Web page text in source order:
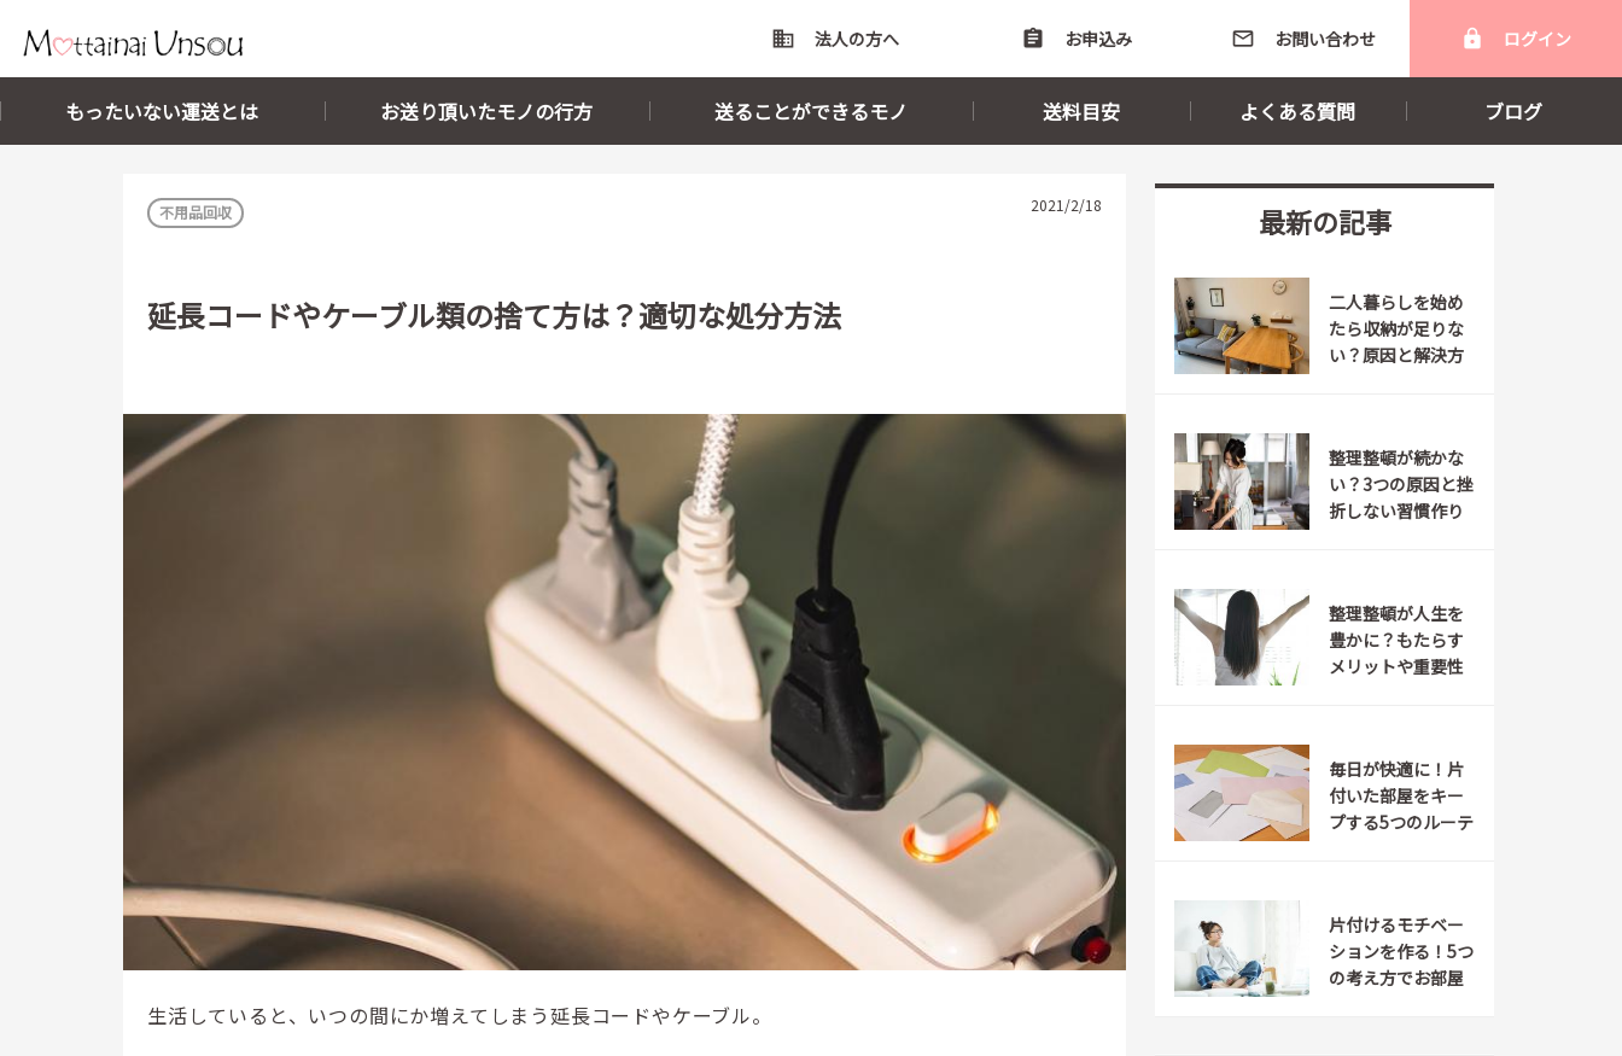
メインコンテンツに移動
domain 法人の方へ assignment お申込み mail_outline お問い合わせ lock ログイン
もったいない運送とは お送り頂いたモノの行方 送ることができるモノ 送料目安 よくある質問 ブログ
不用品回収 2021/2/18
延長コードやケーブル類の捨て方は？適切な処分方法
生活していると、いつの間にか増えてしまう延長コードやケーブル。
最新の記事
二人暮らしを始め
たら収納が足りな
い？原因と解決方
整理整頓が続かな
い？3つの原因と挫
折しない習慣作り
整理整頓が人生を
豊かに？もたらす
メリットや重要性
毎日が快適に！片
付いた部屋をキー
プする5つのルーテ
片付けるモチベー
ションを作る！5つ
の考え方でお部屋